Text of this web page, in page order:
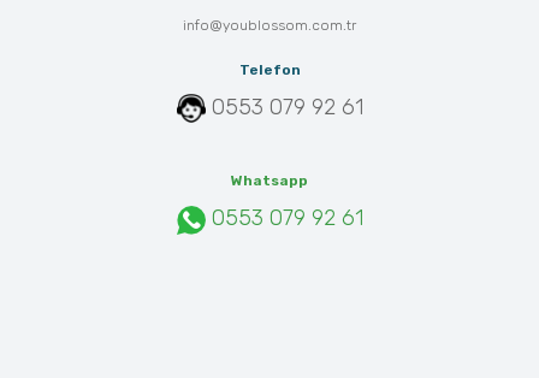
info@youblossom.com.tr
Telefon
0553 079 92 61
Whatsapp
0553 079 92 61